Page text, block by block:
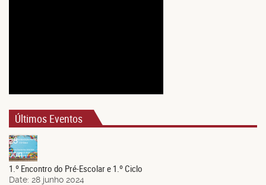
Últimos Eventos
28
Jun.
1.º Encontro do Pré-Escolar e 1.º Ciclo
Date: 28 junho 2024